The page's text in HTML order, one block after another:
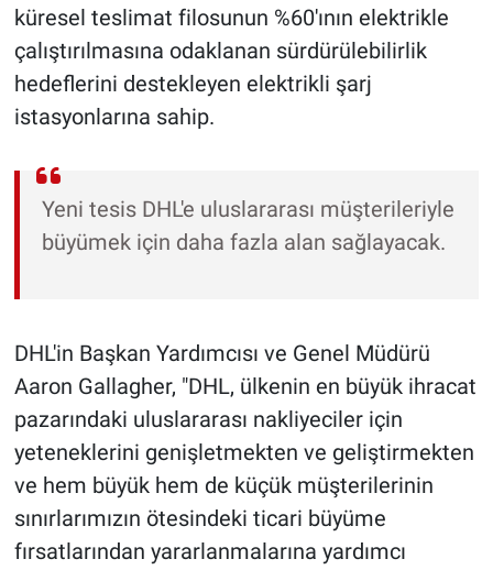
küresel teslimat filosunun %60'ının elektrikle
çalıştırılmasına odaklanan sürdürülebilirlik
hedeflerini destekleyen elektrikli şarj
istasyonlarına sahip.
Yeni tesis DHL'e uluslararası müşterileriyle
büyümek için daha fazla alan sağlayacak.
DHL'in Başkan Yardımcısı ve Genel Müdürü
Aaron Gallagher, "DHL, ülkenin en büyük ihracat
pazarındaki uluslararası nakliyeciler için
yeteneklerini genişletmekten ve geliştirmekten
ve hem büyük hem de küçük müşterilerinin
sınırlarımızın ötesindeki ticari büyüme
fırsatlarından yararlanmalarına yardımcı